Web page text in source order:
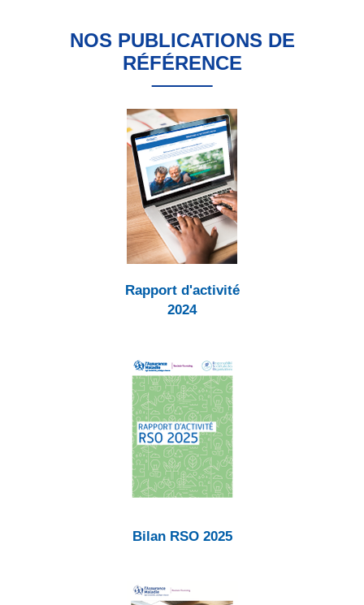
NOS PUBLICATIONS DE
RÉFÉRENCE
Rapport d'activité
2024
Bilan RSO 2025